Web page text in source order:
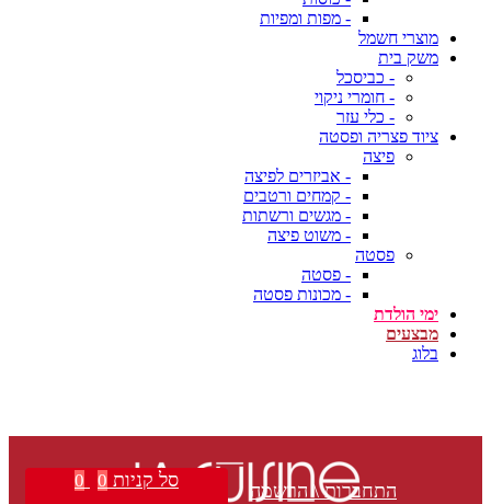
- מפות ומפיות
מוצרי חשמל
משק בית
- כביסכל
- חומרי ניקוי
- כלי עזר
ציוד פצריה ופסטה
פיצה
- אביזרים לפיצה
- קמחים ורטבים
- מגשים ורשתות
- משוט פיצה
פסטה
- פסטה
- מכונות פסטה
ימי הולדת
מבצעים
בלוג
התחברות \ הרשמה סל קניות 0
0